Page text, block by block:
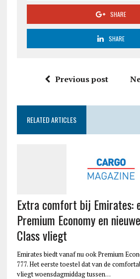
SHARE
SHARE
Previous post
RELATED ARTICLES
Extra comfort bij Emirates:
Premium Economy en
Class vliegt
Emirates biedt vanaf nu ook Premium
777. Het eerste toestel dat van de
vliegt woensdagmiddag tussen…